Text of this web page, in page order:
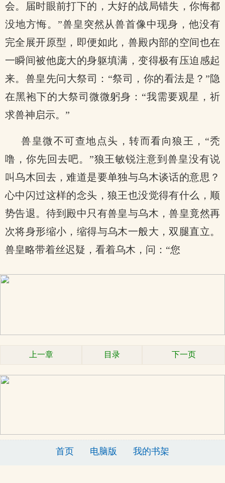
会。届时眼前打下的，大好的战局错失，你悔都
没地方悔。”兽皇突然从兽首像中现身，他没有
完全展开原型，即便如此，兽殿内部的空间也在
一瞬间被他庞大的身躯填满，变得极有压迫感起
来。兽皇先问大祭司：“祭司，你的看法是？”隐
在黑袍下的大祭司微微躬身：“我需要观星，祈
求兽神启示。”
兽皇微不可查地点头，转而看向狼王，“秃
噜，你先回去吧。”狼王敏锐注意到兽皇没有说
叫乌木回去，难道是要单独与乌木谈话的意思？
心中闪过这样的念头，狼王也没觉得有什么，顺
势告退。待到殿中只有兽皇与乌木，兽皇竟然再
次将身形缩小，缩得与乌木一般大，双腿直立。
兽皇略带着丝迟疑，看着乌木，问：“您
x
上一章 目录 下一页
x
首页 电脑版 我的书架